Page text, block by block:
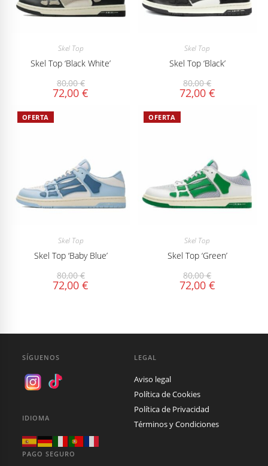
Skel Top
Skel Top ‘Black White’
80,00€
72,00€
Skel Top
Skel Top ‘Black’
80,00€
72,00 €
OFERTA
Skel Top
Skel Top ‘Baby Blue’
80,00€
72,00€
OFERTA
Skel Top
Skel Top ‘Green’
80,00€
72,00 €
SÍGUENOS
IDIOMA
LEGAL
Aviso legal
Política de Cookies
Política de Privacidad
Términos y Condiciones
PAGO SEGURO